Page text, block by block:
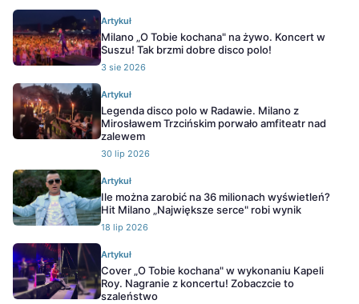
Artykuł
Milano „O Tobie kochana" na żywo. Koncert w
Suszu! Tak brzmi dobre disco polo!
3 sie 2026
Artykuł
Legenda disco polo w Radawie. Milano z
Mirosławem Trzcińskim porwało amfiteatr nad
zalewem
30 lip 2026
Artykuł
Ile można zarobić na 36 milionach wyświetleń?
Hit Milano „Największe serce" robi wynik
18 lip 2026
Artykuł
Cover „O Tobie kochana" w wykonaniu Kapeli
Roy. Nagranie z koncertu! Zobaczcie to
szaleństwo